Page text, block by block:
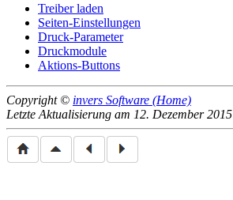
Treiber laden
Seiten-Einstellungen
Druck-Parameter
Druckmodule
Aktions-Buttons
Copyright © invers Software (Home)
Letzte Aktualisierung am 12. Dezember 2015